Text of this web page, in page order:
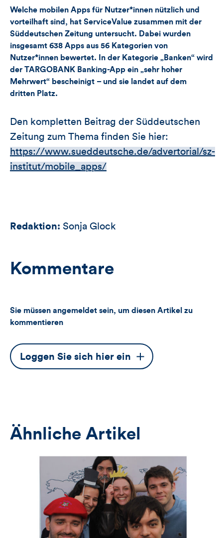
und
Kommentare
dieses
Artikels
Welche mobilen Apps für Nutzer*innen nützlich und
vorteilhaft sind, hat ServiceValue zusammen mit der
Süddeutschen Zeitung untersucht. Dabei wurden
insgesamt 638 Apps aus 56 Kategorien von
Nutzer*innen bewertet. In der Kategorie „Banken“ wird
der TARGOBANK Banking-App ein „sehr hoher
Mehrwert“ bescheinigt – und sie landet auf dem
dritten Platz.
Den kompletten Beitrag der Süddeutschen
Zeitung zum Thema finden Sie hier:
https://www.sueddeutsche.de/advertorial/sz-
institut/mobile_apps/
Redaktion: Sonja Glock
Kommentare
Sie müssen angemeldet sein, um diesen Artikel zu
kommentieren
Dieser
Button
Loggen Sie sich hier ein
Ähnliche Artikel